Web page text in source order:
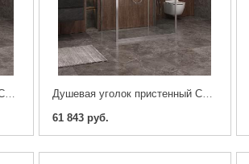
Душевая уголок пристенный CEZARES MOLVENO-AH-12-120/80-C-Cr-IV 120x80x1950
Душевая уголок пристенный CEZARES MOLVENO-AH-12-110/80-C-Cr-IV 110x80x1950
61 843 руб.